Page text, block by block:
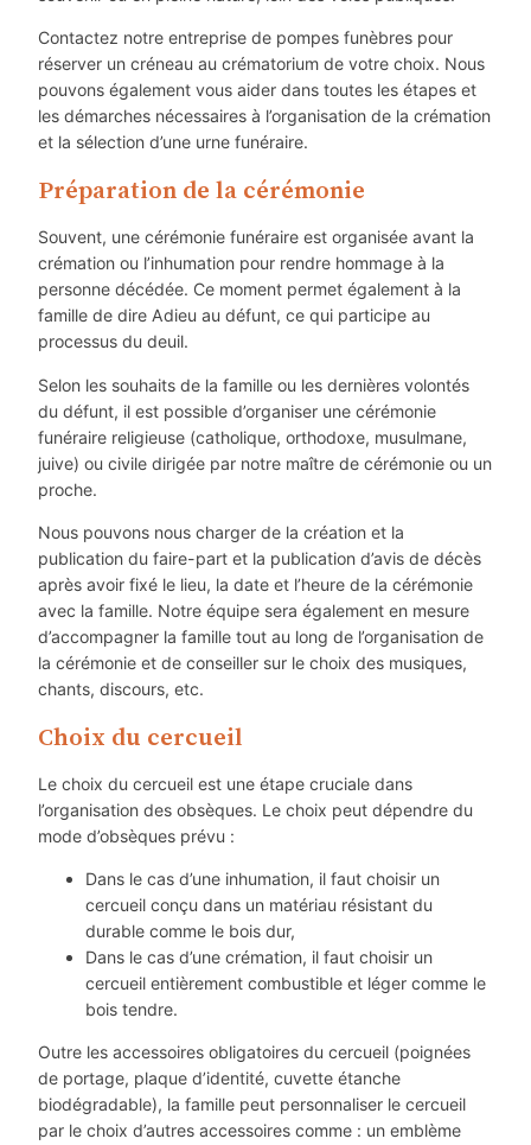
Contactez notre entreprise de pompes funèbres pour
réserver un créneau au crématorium de votre choix. Nous
pouvons également vous aider dans toutes les étapes et
les démarches nécessaires à l’organisation de la crémation
et la sélection d’une urne funéraire.
Préparation de la cérémonie
Souvent, une cérémonie funéraire est organisée avant la
crémation ou l’inhumation pour rendre hommage à la
personne décédée. Ce moment permet également à la
famille de dire Adieu au défunt, ce qui participe au
processus du deuil.
Selon les souhaits de la famille ou les dernières volontés
du défunt, il est possible d’organiser une cérémonie
funéraire religieuse (catholique, orthodoxe, musulmane,
juive) ou civile dirigée par notre maître de cérémonie ou un
proche.
Nous pouvons nous charger de la création et la
publication du faire-part et la publication d’avis de décès
après avoir fixé le lieu, la date et l’heure de la cérémonie
avec la famille. Notre équipe sera également en mesure
d’accompagner la famille tout au long de l’organisation de
la cérémonie et de conseiller sur le choix des musiques,
chants, discours, etc.
Choix du cercueil
Le choix du cercueil est une étape cruciale dans
l’organisation des obsèques. Le choix peut dépendre du
mode d’obsèques prévu :
Dans le cas d’une inhumation, il faut choisir un
cercueil conçu dans un matériau résistant du
durable comme le bois dur,
Dans le cas d’une crémation, il faut choisir un
cercueil entièrement combustible et léger comme le
bois tendre.
Outre les accessoires obligatoires du cercueil (poignées
de portage, plaque d’identité, cuvette étanche
biodégradable), la famille peut personnaliser le cercueil
par le choix d’autres accessoires comme : un emblème